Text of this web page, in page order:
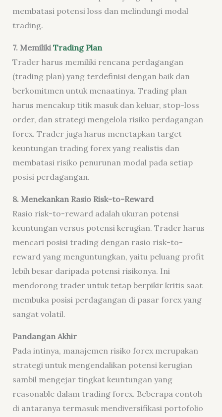
membatasi potensi loss dan melindungi modal
trading.
7. MemilikiTrading Plan
Trader harus memiliki rencana perdagangan
(trading plan) yang terdefinisi dengan baik dan
berkomitmen untuk menaatinya. Trading plan
harus mencakup titik masuk dan keluar, stop-loss
order, dan strategi mengelola risiko perdagangan
forex. Trader juga harus menetapkan target
keuntungan trading forex yang realistis dan
membatasi risiko penurunan modal pada setiap
posisi perdagangan.
8. Menekankan Rasio Risk-to-Reward
Rasio risk-to-reward adalah ukuran potensi
keuntungan versus potensi kerugian. Trader harus
mencari posisi trading dengan rasio risk-to-
reward yang menguntungkan, yaitu peluang profit
lebih besar daripada potensi risikonya. Ini
mendorong trader untuk tetap berpikir kritis saat
membuka posisi perdagangan di pasar forex yang
sangat volatil.
Pandangan Akhir
Pada intinya, manajemen risiko forex merupakan
strategi untuk mengendalikan potensi kerugian
sambil mengejar tingkat keuntungan yang
reasonable dalam trading forex. Beberapa contoh
di antaranya termasuk mendiversifikasi portofolio